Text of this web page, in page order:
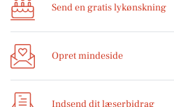
Send en gratis lykønskning
Opret mindeside
Indsend dit læserbidrag